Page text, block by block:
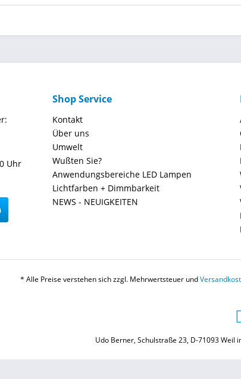
Uhr
Shop Service
Kontakt
Über uns
Umwelt
Wußten Sie?
Anwendungsbereiche LED Lampen
Lichtfarben + Dimmbarkeit
NEWS - NEUIGKEITEN
* Alle Preise verstehen sich zzgl. Mehrwertsteuer und
Udo Berner, Schulstraße 23, D-71093 Weil